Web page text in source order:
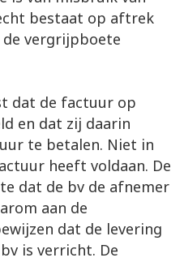
bestaat op aftrek
vergrijpboete
dat de factuur op
en dat zij daarin
te betalen. Niet in
heeft voldaan. De
dat de bv de afnemer
aan de
dat de levering
is verricht. De